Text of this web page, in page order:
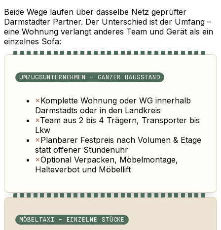
Beide Wege laufen über dasselbe Netz geprüfter
Darmstädter Partner. Der Unterschied ist der Umfang –
eine Wohnung verlangt anderes Team und Gerät als ein
einzelnes Sofa:
UMZUGSUNTERNEHMEN – GANZER HAUSSTAND
×Komplette Wohnung oder WG innerhalb
Darmstadts oder in den Landkreis
×Team aus 2 bis 4 Trägern, Transporter bis
Lkw
×Planbarer Festpreis nach Volumen & Etage
statt offener Stundenuhr
×Optional Verpacken, Möbelmontage,
Halteverbot und Möbellift
MÖBELTAXI – EINZELNE STÜCKE